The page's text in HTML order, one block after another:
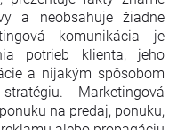
a neobsahuje žiadne
komunikácia je
potrieb klienta, jeho
a nijakým spôsobom
Marketingová
na predaj, ponuku,